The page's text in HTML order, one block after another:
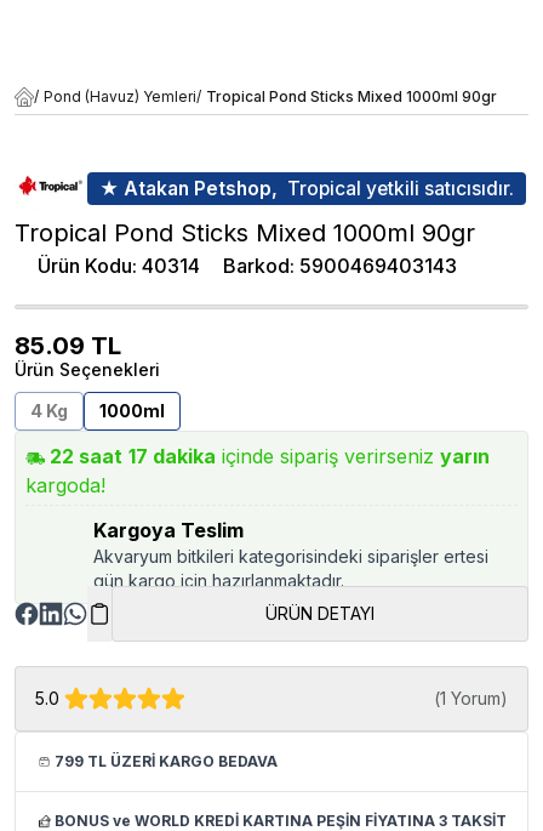
/ Pond (Havuz) Yemleri/ Tropical Pond Sticks Mixed 1000ml 90gr
★ Atakan Petshop, Tropical yetkili satıcısıdır.
Tropical Pond Sticks Mixed 1000ml 90gr
Ürün Kodu: 40314 Barkod: 5900469403143
85.09 TL
Ürün Seçenekleri
4 Kg
1000ml
22 saat 17 dakika içinde sipariş verirseniz yarın
kargoda!
Kargoya Teslim
Akvaryum bitkileri kategorisindeki siparişler ertesi
gün kargo için hazırlanmaktadır.
ÜRÜN DETAYI
5.0 (1 Yorum)
799 TL ÜZERİ KARGO BEDAVA
BONUS ve WORLD KREDİ KARTINA PEŞİN FİYATINA 3 TAKSİT